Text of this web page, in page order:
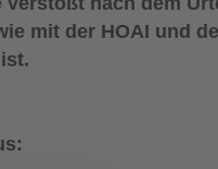
mit der HOAI und